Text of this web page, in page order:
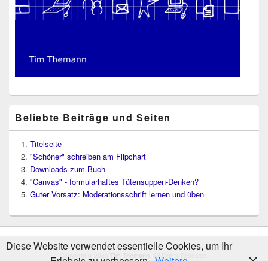
Beliebte Beiträge und Seiten
Titelseite
"Schöner" schreiben am Flipchart
Downloads zum Buch
"Canvas" - formularhaftes Tütensuppen-Denken?
Guter Vorsatz: Moderationsschrift lernen und üben
Copyright © 2026 Tim Themann . All Rights Reserved.
Diese Website verwendet essentielle Cookies, um Ihr